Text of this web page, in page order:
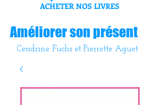
ACHETER NOS LIVRES
Améliorer son présent
Cendrine Fuchs et Pierrette Aguet